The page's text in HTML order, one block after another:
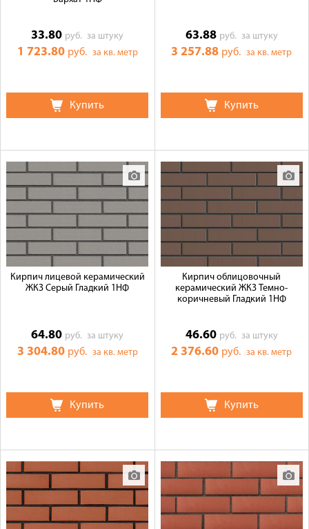
33.80 руб.за штуку
1 723.80 руб. за кв. метр
Купить
63.88 руб. за штуку
3 257.88 руб.за кв. метр
Купить
Кирпич лицевой керамический
ЖКЗ Серый Гладкий 1НФ
64.80 руб.за штуку
3 304.80 руб. за кв. метр
Купить
Кирпич облицовочный
керамический ЖКЗ Темно-
коричневый Гладкий 1НФ
46.60 руб. за штуку
2 376.60 руб.за кв. метр
Купить